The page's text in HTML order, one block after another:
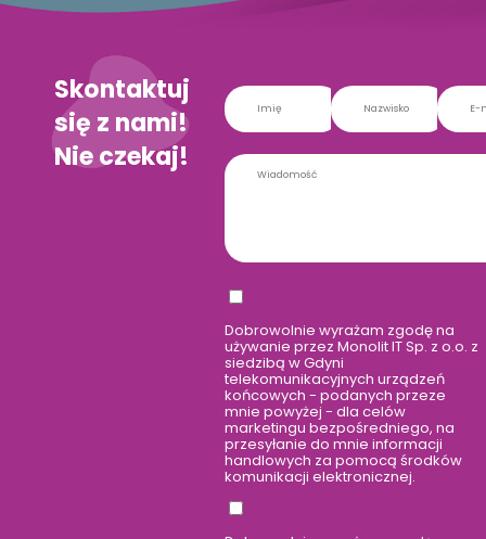
Skontaktuj
się z nami!
Nie czekaj!
Dobrowolnie wyrażam zgodę na
używanie przez Monolit IT Sp. z o.o. z
siedzibą w Gdyni
telekomunikacyjnych urządzeń
końcowych - podanych przeze
mnie powyżej - dla celów
marketingu bezpośredniego, na
przesyłanie do mnie informacji
handlowych za pomocą środków
komunikacji elektronicznej.